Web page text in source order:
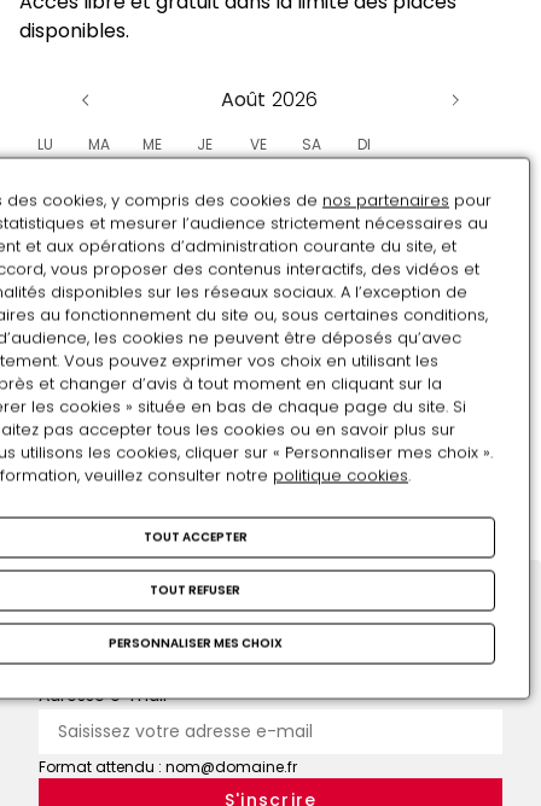
disponibles.
Août
LU MA ME JE VE SA DI
3 4 5 6 7 8 9
10 11 12 13 14 15 16
17 18 19 20 21 22 23
24 26 27
31 1 2 3 4 5 6
Mots-clés :
Restons en contact
Inscrivez-vous !
Adresse e-mail
Format attendu : nom@domaine.fr
des cookies, y compris des cookies de nos partenaires pour
et mesurer l’audience strictement nécessaires au
et aux opérations d’administration courante du site, et
vous proposer des contenus interactifs, des vidéos et
disponibles sur les réseaux sociaux. A l’exception de
au fonctionnement du site ou, sous certaines conditions,
les cookies ne peuvent être déposés qu’avec
Vous pouvez exprimer vos choix en utilisant les
et changer d’avis à tout moment en cliquant sur la
les cookies » située en bas de chaque page du site. Si
pas accepter tous les cookies ou en savoir plus sur
utilisons les cookies, cliquer sur « Personnaliser mes choix ».
veuillez consulter notre politique cookies.
TOUT ACCEPTER
TOUT REFUSER
PERSONNALISER MES CHOIX